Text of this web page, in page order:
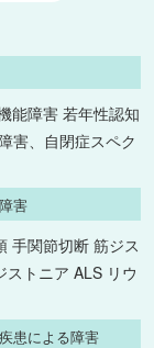
能障害 若年性認知
害、自閉症スペク
害
手関節切断 筋ジス
ストニア ALS リウ
患による障害